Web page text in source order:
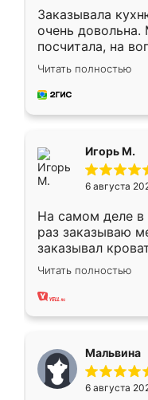
Заказывала
очень
посчитала, на
Замерщик
делу со всей
за день, ребята
Читать полностью
Игорь М.
6 августа
На самом деле в
раз заказываю
заказывал
ребёнка при его
заказал шкаф-
хорошее сборка
меньше, здесь
Мне нравится
мебели буду
Читать полностью
Мальвина
6 августа